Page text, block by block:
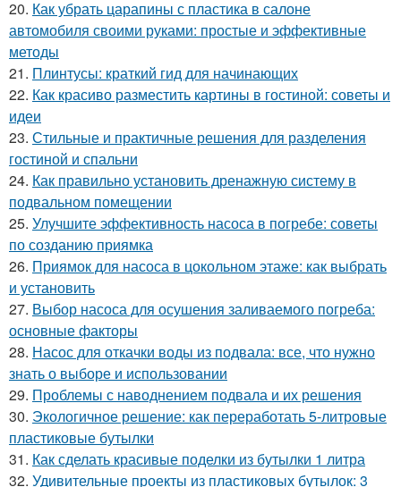
20. Как убрать царапины с пластика в салоне
автомобиля своими руками: простые и эффективные
методы
21. Плинтусы: краткий гид для начинающих
22. Как красиво разместить картины в гостиной: советы и
идеи
23. Стильные и практичные решения для разделения
гостиной и спальни
24. Как правильно установить дренажную систему в
подвальном помещении
25. Улучшите эффективность насоса в погребе: советы
по созданию приямка
26. Приямок для насоса в цокольном этаже: как выбрать
и установить
27. Выбор насоса для осушения заливаемого погреба:
основные факторы
28. Насос для откачки воды из подвала: все, что нужно
знать о выборе и использовании
29. Проблемы с наводнением подвала и их решения
30. Экологичное решение: как переработать 5-литровые
пластиковые бутылки
31. Как сделать красивые поделки из бутылки 1 литра
32. Удивительные проекты из пластиковых бутылок: 3